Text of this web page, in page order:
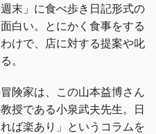
末」に食べ歩き日記形式の
白い。とにかく食事をする
けで、店に対する提案や叱
。
険家は、この山本益博さん
授である小泉武夫先生。日
ば楽あり」というコラムを